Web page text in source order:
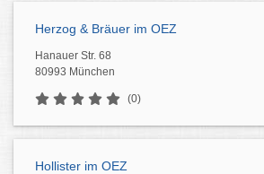
Herzog & Bräuer im OEZ
Hanauer Str. 68
80993 München
(0)
Hollister im OEZ